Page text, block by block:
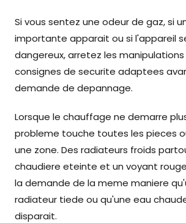
Si vous sentez une odeur de gaz, si
importante apparait ou si l'appareil
dangereux, arretez les
consignes de securite adaptees
demande de depannage.
Lorsque le chauffage ne demarre
probleme touche toutes les pieces
une zone. Des radiateurs froids
chaudiere eteinte et un voyant
la demande de la meme maniere
radiateur tiede ou qu'une eau
disparait.